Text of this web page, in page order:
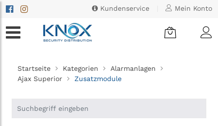
Kundenservice Mein Konto
Startseite Kategorien
Alarmanlagen
Ajax Superior
Zusatzmodule